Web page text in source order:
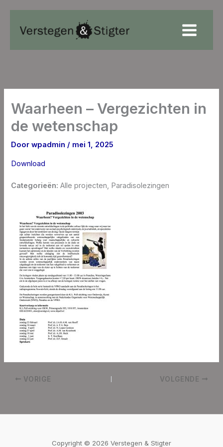
Waarheen – Vergezichten in
de wetenschap
Doorwpadmin / mei 1, 2025
Download
Categorieën:Alle projecten, Paradisolezingen
VORIGE VOLGENDE
Copyright © 2026 Verstegen & Stigter